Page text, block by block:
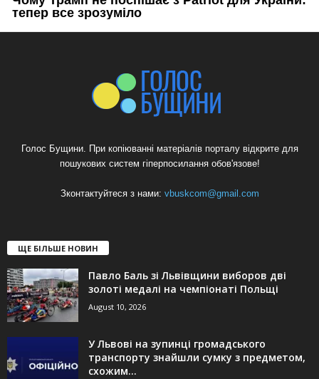
Голос Бущини. При копіюванні матеріалів порталу відкрите для
пошукових систем гіперпосилання обов'язове!
Зконтактуйтеся з нами: vbuskcom@gmail.com
ЩЕ БІЛЬШЕ НОВИН
Павло Баль зі Львівщини виборов дві
золоті медалі на чемпіонаті Польщі
August 10, 2026
У Львові на зупинці громадського
транспорту знайшли сумку з предметом,
схожим...